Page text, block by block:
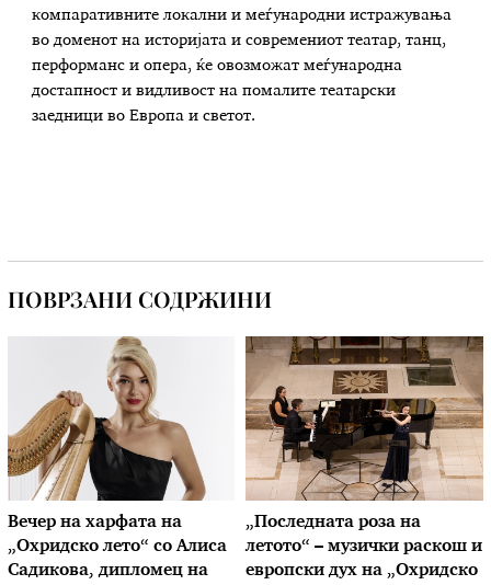
компаративните локални и меѓународни истражувања
во доменот на историјата и современиот театар, танц,
перформанс и опера, ќе овозможат меѓународна
достапност и видливост на помалите театарски
заедници во Европа и светот.
ПОВРЗАНИ СОДРЖИНИ
Вечер на харфата на
„Охридско лето“ со Алиса
Садикова, дипломец на
„Последната роза на
летото“ – музички раскош и
европски дух на „Охридско